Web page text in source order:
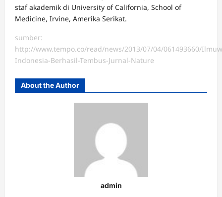
staf akademik di University of California, School of
Medicine, Irvine, Amerika Serikat.
sumber:
http://www.tempo.co/read/news/2013/07/04/061493660/
Indonesia-Berhasil-Tembus-Jurnal-Nature
About the Author
admin